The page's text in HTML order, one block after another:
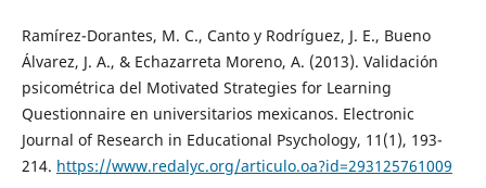
Ramírez-Dorantes, M. C., Canto y Rodríguez, J. E., Bueno
Álvarez, J. A., & Echazarreta Moreno, A. (2013). Validación
psicométrica del Motivated Strategies for Learning
Questionnaire en universitarios mexicanos. Electronic
Journal of Research in Educational Psychology, 11(1), 193-
214. https://www.redalyc.org/articulo.oa?id=293125761009